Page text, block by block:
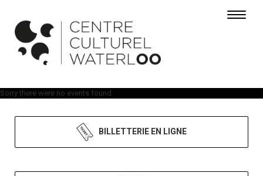
Toggle
Sorry there were no events found.
BILLETTERIE EN LIGNE